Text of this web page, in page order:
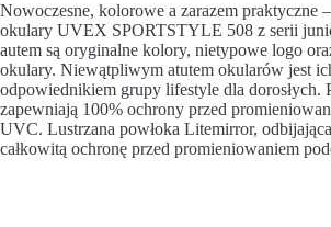
Nowoczesne, kolorowe a zarazem praktyczne
okulary UVEX SPORTSTYLE 508 z serii
autem są oryginalne kolory, nietypowe logo
okulary. Niewątpliwym atutem okularów jest
odpowiednikiem grupy lifestyle dla dorosłych.
zapewniają 100% ochrony przed
UVC. Lustrzana powłoka Litemirror,
całkowitą ochronę przed promieniowaniem